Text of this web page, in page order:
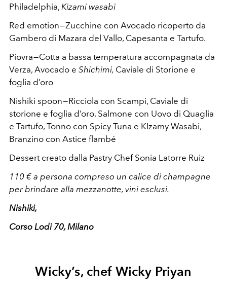
Philadelphia, Kizami wasabi
Red emotion — Zucchine con Avocado ricoperto da
Gambero di Mazara del Vallo, Capesanta e Tartufo.
Piovra — Cotta a bassa temperatura accompagnata da
Verza, Avocado e Shichimi, Caviale di Storione e
foglia d’oro
Nishiki spoon — Ricciola con Scampi, Caviale di
storione e foglia d’oro, Salmone con Uovo di Quaglia
e Tartufo, Tonno con Spicy Tuna e KIzamy Wasabi,
Branzino con Astice flambé
Dessert creato dalla Pastry Chef Sonia Latorre Ruiz
110 € a persona compreso un calice di champagne
per brindare alla mezzanotte, vini esclusi.
Nishiki,
Corso Lodi 70, Milano
Wicky’s, chef Wicky Priyan